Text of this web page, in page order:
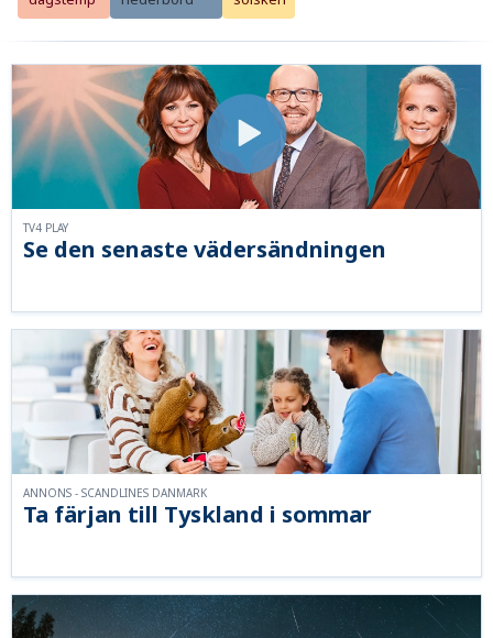
Se den senaste vädersändningen
TV4 PLAY
Ta färjan till Tyskland i sommar
ANNONS - SCANDLINES DANMARK